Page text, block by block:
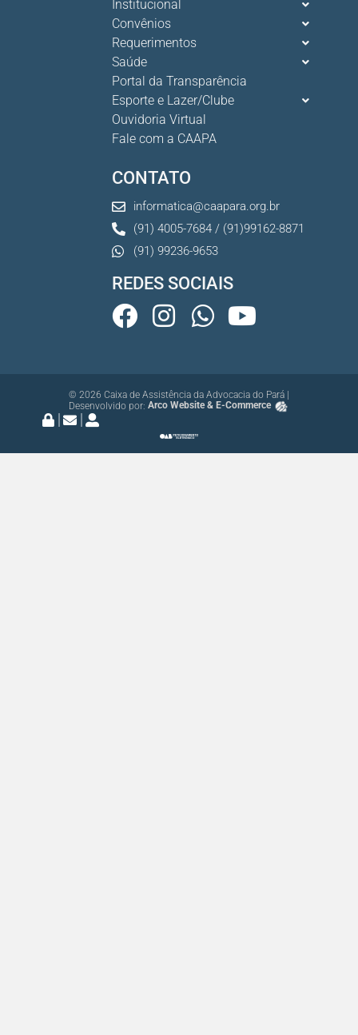
O verão chegou, e o Clube da Advocacia está de p s...
10 De Julho De 2026
Ganhar tempo, automatizar tarefas e aumentar a pro s...
7 De Julho De 2026
Institucional
Convênios
Requerimentos
Saúde
Portal da Transparência
Esporte e Lazer/Clube
Ouvidoria Virtual
Fale com a CAAPA
CONTATO
informatica@caapara.org.br
(91) 4005-7684 / (91)99162-8871
(91) 99236-9653
REDES SOCIAIS
© 2026 Caixa de Assistência da Advocacia do Pará |
Desenvolvido por: Arco Website & E-Commerce